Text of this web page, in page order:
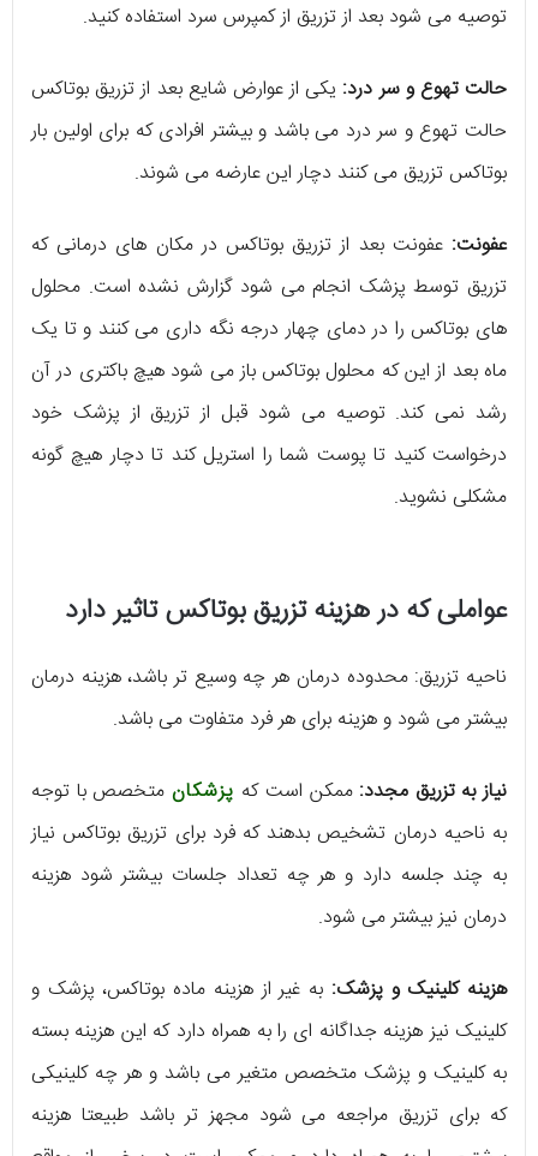
توصیه می شود بعد از تزریق از کمپرس سرد استفاده کنید.
حالت تهوع و سر درد: یکی از عوارض شایع بعد از تزریق بوتاکس
حالت تهوع و سر درد می باشد و بیشتر افرادی که برای اولین بار
بوتاکس تزریق می کنند دچار این عارضه می شوند.
عفونت: عفونت بعد از تزریق بوتاکس در مکان های درمانی که
تزریق توسط پزشک انجام می شود گزارش نشده است. محلول
های بوتاکس را در دمای چهار درجه نگه داری می کنند و تا یک
ماه بعد از این که محلول بوتاکس باز می شود هیچ باکتری در آن
رشد نمی کند. توصیه می شود قبل از تزریق از پزشک خود
درخواست کنید تا پوست شما را استریل کند تا دچار هیچ گونه
مشکلی نشوید.
عواملی که در هزینه تزریق بوتاکس تاثیر دارد
ناحیه تزریق: محدوده درمان هر چه وسیع تر باشد، هزینه درمان
بیشتر می شود و هزینه برای هر فرد متفاوت می باشد.
نیاز به تزریق مجدد: ممکن است که پزشکان متخصص با توجه
به ناحیه درمان تشخیص بدهند که فرد برای تزریق بوتاکس نیاز
به چند جلسه دارد و هر چه تعداد جلسات بیشتر شود هزینه
درمان نیز بیشتر می شود.
هزینه کلینیک و پزشک: به غیر از هزینه ماده بوتاکس، پزشک و
کلینیک نیز هزینه جداگانه ای را به همراه دارد که این هزینه بسته
به کلینیک و پزشک متخصص متغیر می باشد و هر چه کلینیکی
که برای تزریق مراجعه می شود مجهز تر باشد طبیعتا هزینه